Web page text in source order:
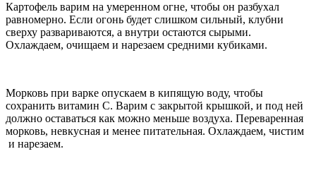
Картофель варим на умеренном огне, чтобы он разбухал
равномерно. Если огонь будет слишком сильный, клубни
сверху развариваются, а внутри остаются сырыми.
Охлаждаем, очищаем и нарезаем средними кубиками.
Морковь при варке опускаем в кипящую воду, чтобы
сохранить витамин С. Варим с закрытой крышкой, и под ней
должно оставаться как можно меньше воздуха. Переваренная
морковь, невкусная и менее питательная. Охлаждаем, чистим
и нарезаем.